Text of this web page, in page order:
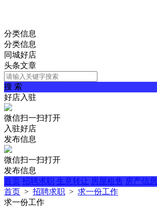
分类信息
分类信息
同城好店
头条文章
搜 索
好店入驻
微信扫一扫打开
入驻好店
发布信息
微信扫一扫打开
发布信息
首页 招聘求职 生意转让 房屋租售 房产信息
首页 > 招聘求职 > 求一份工作
求一份工作